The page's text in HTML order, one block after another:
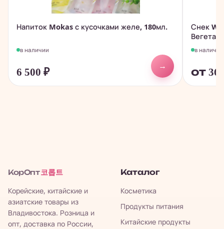
Напиток Mokas с кусочками желе, 180мл.
в наличии
6 500 ₽
→
Снек
в наличии
от
КорОпт 코롭트
Корейские, китайские и
азиатские товары из
Владивостока. Розница и
опт, доставка по России,
Каталог
Косметика
Продукты питания
Китайские продукты